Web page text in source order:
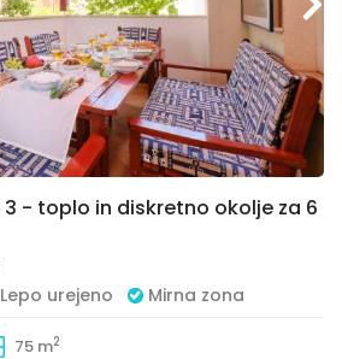
- toplo in diskretno okolje za 6
Lepo urejeno Mirna zona
75 m2